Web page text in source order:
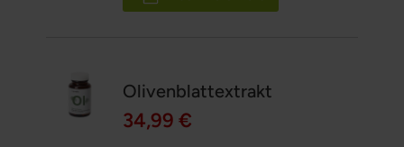
Olivenblattextrakt
34,99 €